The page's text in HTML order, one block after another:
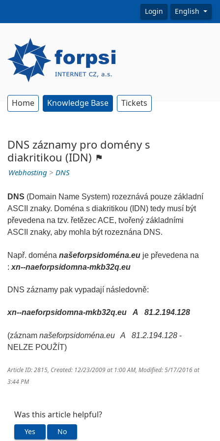
Login English
Home Knowledge Base Tickets
DNS záznamy pro domény s
diakritikou (IDN)
Webhosting > DNS
DNS (Domain Name System) rozeznává pouze základní
ASCII znaky. Doména s diakritikou (IDN) tedy musí být
převedena na tzv. řetězec ACE, tvořený základními
ASCII znaky, aby mohla být rozeznána DNS.
Např. doména našeforpsidoména.eu je převedena na
: xn--naeforpsidomna-mkb32q.eu
DNS záznamy pak vypadají následovně:
xn--naeforpsidomna-mkb32q.eu A 81.2.194.128
(záznam našeforpsidoména.eu A 81.2.194.128 -
NELZE POUŽÍT)
Article ID: 2815, Created: 12/23/2009 at 1:00 AM, Modified: 5/17/2016 at
3:44 PM
Was this article helpful?
Yes No